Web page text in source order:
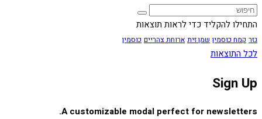
התחילו להקליד כדי לראות תוצאות
גזר קמח כוסמין שמן זית ארוחת צהריים כוסמין
לכל התוצאות
Sign Up
A customizable modal perfect for newsletters.